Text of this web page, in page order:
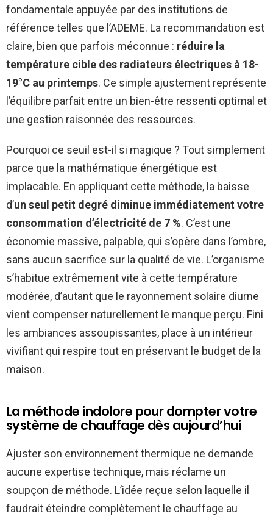
fondamentale appuyée par des institutions de
référence telles que l’ADEME. La recommandation est
claire, bien que parfois méconnue : réduire la
température cible des radiateurs électriques à 18-
19°C au printemps. Ce simple ajustement représente
l’équilibre parfait entre un bien-être ressenti optimal et
une gestion raisonnée des ressources.
Pourquoi ce seuil est-il si magique ? Tout simplement
parce que la mathématique énergétique est
implacable. En appliquant cette méthode, la baisse
d’un seul petit degré diminue immédiatement votre
consommation d’électricité de 7 %. C’est une
économie massive, palpable, qui s’opère dans l’ombre,
sans aucun sacrifice sur la qualité de vie. L’organisme
s’habitue extrêmement vite à cette température
modérée, d’autant que le rayonnement solaire diurne
vient compenser naturellement le manque perçu. Fini
les ambiances assoupissantes, place à un intérieur
vivifiant qui respire tout en préservant le budget de la
maison.
La méthode indolore pour dompter votre
système de chauffage dès aujourd’hui
Ajuster son environnement thermique ne demande
aucune expertise technique, mais réclame un
soupçon de méthode. L’idée reçue selon laquelle il
faudrait éteindre complètement le chauffage au